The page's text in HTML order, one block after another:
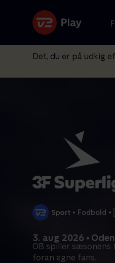
Det, du er på udkig
• Fodbold •
3. aug 2026 •
OB spiller
foran egne fans.